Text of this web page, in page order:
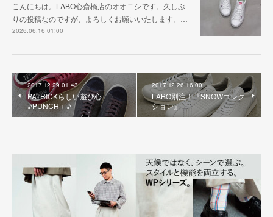
こんにちは。LABO心斎橋店のオオニシです。久しぶ
りの投稿なのですが、よろしくお願いいたします。…
2026.06.16 01:00
2017.12.29 01:43
PATRICKらしい遊び心
♪PUNCH＋♪
2017.12.26 16:00
LABO別注！『SNOWコレク
ション』